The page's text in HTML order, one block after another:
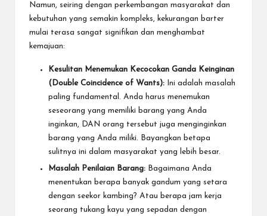
Namun, seiring dengan perkembangan masyarakat dan
kebutuhan yang semakin kompleks, kekurangan barter
mulai terasa sangat signifikan dan menghambat
kemajuan:
Kesulitan Menemukan Kecocokan Ganda Keinginan
(Double Coincidence of Wants): Ini adalah masalah
paling fundamental. Anda harus menemukan
seseorang yang memiliki barang yang Anda
inginkan, DAN orang tersebut juga menginginkan
barang yang Anda miliki. Bayangkan betapa
sulitnya ini dalam masyarakat yang lebih besar.
Masalah Penilaian Barang: Bagaimana Anda
menentukan berapa banyak gandum yang setara
dengan seekor kambing? Atau berapa jam kerja
seorang tukang kayu yang sepadan dengan